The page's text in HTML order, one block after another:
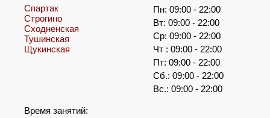
Спартак
Строгино
Сходненская
Тушинская
Щукинская
Пн: 09:00 - 22:00
Вт: 09:00 - 22:00
Ср: 09:00 - 22:00
Чт : 09:00 - 22:00
Пт: 09:00 - 22:00
Сб.: 09:00 - 22:00
Вс.: 09:00 - 22:00
Время занятий: